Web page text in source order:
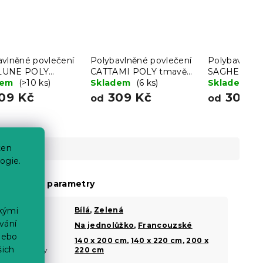
povlečení
POLY
(>10 ks)
Kč
Polybavlněné povlečení
CATTAMI POLY tmavě
zelené
Skladem (6 ks)
od 309 Kč
zelené
Skladem
od 300
Doplňkové parametry
? Barva Bílá, Zelená
? Šířka Na jednolůžko, Francouzské
? Rozměr
přikrývky
140 x 200 cm, 140 x 220 cm,200 x
220 cm